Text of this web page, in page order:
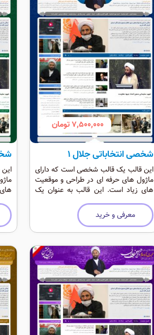
7,500,000 تومان
شخصی انتخاباتی جلال 1
این قالب یک قالب شخصی است که دارای
ماژول های حرفه ای در طراحی و موقعیت
های زیاد است. این قالب به عنوان یک
قالب انتخاباتی و شخصی حرفه ای است که
رنگی شاد دارد.معرفی و خرید